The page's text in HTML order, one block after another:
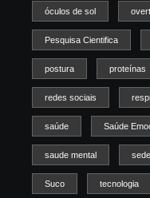
óculos de sol
Pesquisa Cientifica
postura proteínas
redes sociais
saúde Saúde
saude mental
Suco tecnologia